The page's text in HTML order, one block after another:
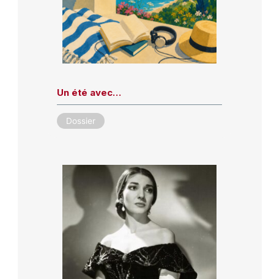
Un été avec…
Dossier